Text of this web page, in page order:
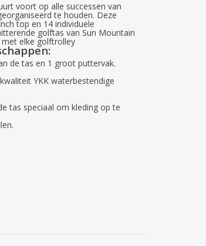
voort op alle successen van
te houden. Deze
top en 14 individuele
golftas van Sun Mountain
elke golftrolley
:
de tas en 1 groot puttervak.
YKK waterbestendige
tas speciaal om kleding op te